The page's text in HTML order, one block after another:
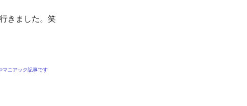
きました。笑
マニアック記事です